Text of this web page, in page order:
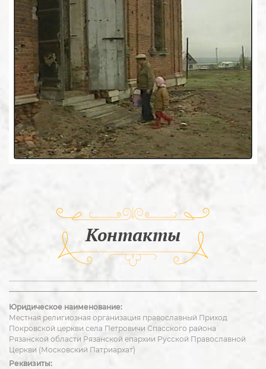
Контакты
Юридическое наименование:
Местная религиозная организация православный Приход
Покровской церкви села Петровичи Спасского района
Рязанской области Рязанской епархии Русской Православной
Церкви (Московский Патриархат)
Реквизиты: